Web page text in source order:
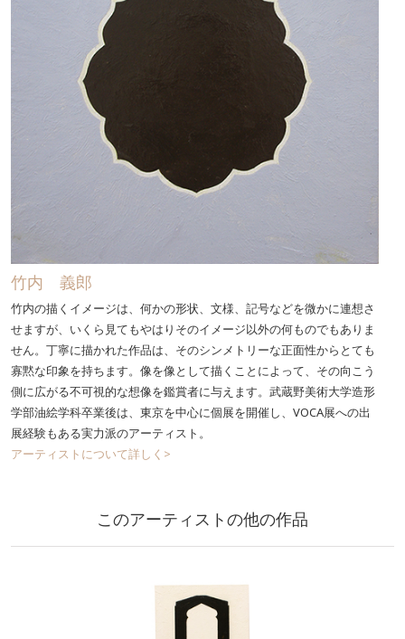
竹内 義郎
竹内の描くイメージは、何かの形状、文様、記号などを微かに連想さ
せますが、いくら見てもやはりそのイメージ以外の何ものでもありま
せん。丁寧に描かれた作品は、そのシンメトリーな正面性からとても
寡黙な印象を持ちます。像を像として描くことによって、その向こう
側に広がる不可視的な想像を鑑賞者に与えます。武蔵野美術大学造形
学部油絵学科卒業後は、東京を中心に個展を開催し、VOCA展への出
展経験もある実力派のアーティスト。
アーティストについて詳しく>
このアーティストの他の作品